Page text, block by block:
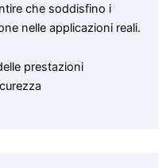
che soddisfino i
nelle applicazioni reali.
prestazioni